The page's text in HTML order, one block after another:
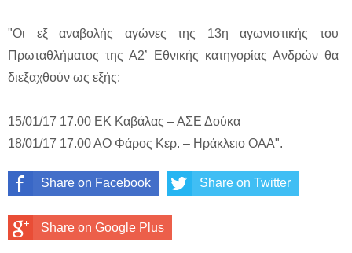
"Οι εξ αναβολής αγώνες της 13η αγωνιστικής του
Πρωταθλήματος της Α2’ Εθνικής κατηγορίας Ανδρών θα
διεξαχθούν ως εξής:
15/01/17 17.00 ΕΚ Καβάλας – ΑΣΕ Δούκα
18/01/17 17.00 ΑΟ Φάρος Κερ. – Ηράκλειο ΟΑΑ".
Share on Facebook Share on Twitter
Share on Google Plus